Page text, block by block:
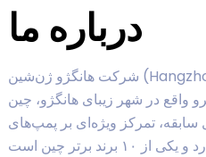
درباره ما
شرکت هانگژو ژن‌شین (Hangzhou ZhenXin) که در سال ۱۹۹۶
در شهر زیبای هانگژو، چین
شرکت با ۲۷ سال سابقه، تمرکز ویژه‌ای بر پمپ‌های
حرارتی و فناوری خشک‌کن دارد و یکی از ۱۰ برند برتر چین است